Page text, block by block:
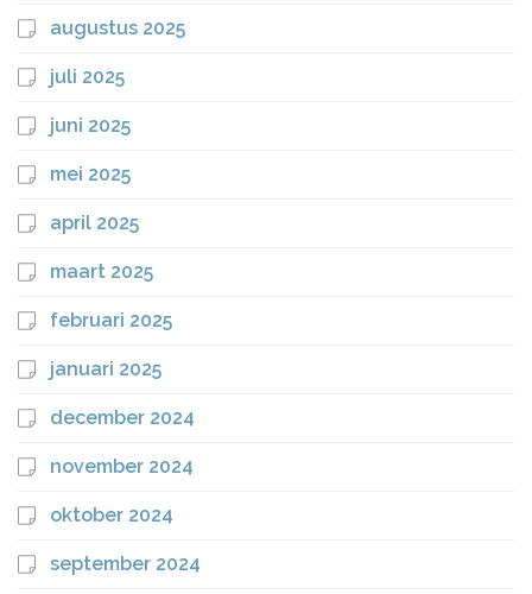
augustus 2025
juli 2025
juni 2025
mei 2025
april 2025
maart 2025
februari 2025
januari 2025
december 2024
november 2024
oktober 2024
september 2024